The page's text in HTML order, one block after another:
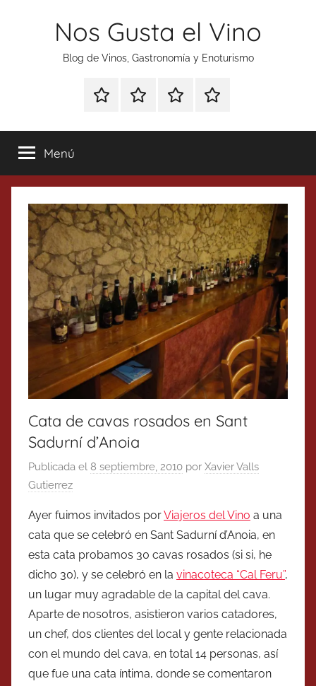
Nos Gusta el Vino
Blog de Vinos, Gastronomía y Enoturismo
Especial
Tonics
Enoturismo
Gastronomía
RankingContacto
Menú
Cata de cavas rosados en Sant
Sadurní d’Anoia
Publicada el 8 septiembre, 2010 por Xavier Valls
Gutierrez
Ayer fuimos invitados porViajeros del Vino a una
cata que se celebró en Sant Sadurní d’Anoia, en
esta cata probamos 30 cavas rosados (si si, he
dicho 30), y se celebró en la vinacoteca “Cal Feru”,
un lugar muy agradable de la capital del cava.
Aparte de nosotros, asistieron varios catadores,
un chef, dos clientes del local y gente relacionada
con el mundo del cava, en total 14 personas, así
que fue una cata íntima, donde se comentaron